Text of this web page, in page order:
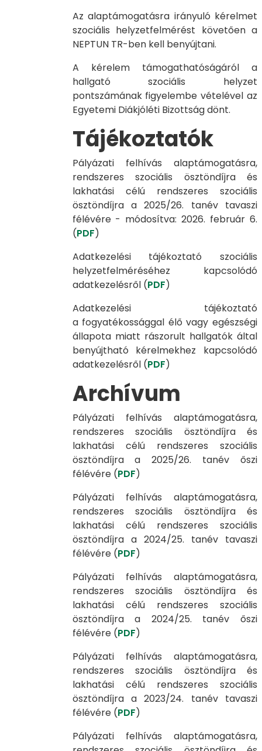
Az alaptámogatásra irányuló kérelmet
szociális helyzetfelmérést követően a
NEPTUN TR-ben kell benyújtani.
A kérelem támogathatóságáról a
hallgató szociális helyzet
pontszámának figyelembe vételével az
Egyetemi Diákjóléti Bizottság dönt.
Tájékoztatók
Pályázati felhívás alaptámogatásra,
rendszeres szociális ösztöndíjra és
lakhatási célú rendszeres szociális
ösztöndíjra a 2025/26. tanév tavaszi
félévére - módosítva: 2026. február 6.
(PDF)
Adatkezelési tájékoztató szociális
helyzetfelméréséhez kapcsolódó
adatkezelésről (PDF)
Adatkezelési tájékoztató
a fogyatékossággal élő vagy egészségi
állapota miatt rászorult hallgatók által
benyújtható kérelmekhez kapcsolódó
adatkezelésről (PDF)
Archívum
Pályázati felhívás alaptámogatásra,
rendszeres szociális ösztöndíjra és
lakhatási célú rendszeres szociális
ösztöndíjra a 2025/26. tanév őszi
félévére (PDF)
Pályázati felhívás alaptámogatásra,
rendszeres szociális ösztöndíjra és
lakhatási célú rendszeres szociális
ösztöndíjra a 2024/25. tanév tavaszi
félévére (PDF)
Pályázati felhívás alaptámogatásra,
rendszeres szociális ösztöndíjra és
lakhatási célú rendszeres szociális
ösztöndíjra a 2024/25. tanév őszi
félévére (PDF)
Pályázati felhívás alaptámogatásra,
rendszeres szociális ösztöndíjra és
lakhatási célú rendszeres szociális
ösztöndíjra a 2023/24. tanév tavaszi
félévére (PDF)
Pályázati felhívás alaptámogatásra,